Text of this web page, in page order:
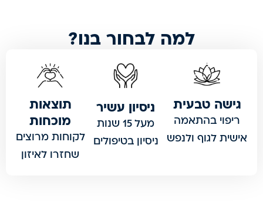
למה לבחור בנו?
גישה טבעית
ריפוי בהתאמה
אישית לגוף ולנפש
ניסיון עשיר
מעל 15 שנות
ניסיון בטיפולים
תוצאות
מוכחות
לקוחות מרוצים
שחזרו לאיזון